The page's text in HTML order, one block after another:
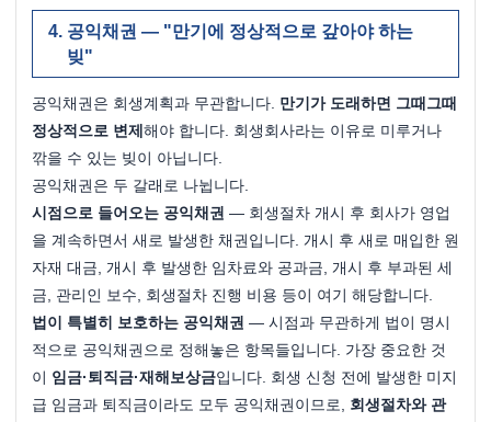
공익채권 — "만기에 정상적으로 갚아야 하는
빚"
공익채권은 회생계획과 무관합니다. 만기가 도래하면 그때그때
정상적으로 변제 해야 합니다. 회생회사라는 이유로 미루거나
깎을 수 있는 빚이 아닙니다.
공익채권은 두 갈래로 나뉩니다.
시점으로 들어오는 공익채권 — 회생절차 개시 후 회사가 영업
을 계속하면서 새로 발생한 채권입니다. 개시 후 새로 매입한 원
자재 대금, 개시 후 발생한 임차료와 공과금, 개시 후 부과된 세
금, 관리인 보수, 회생절차 진행 비용 등이 여기 해당합니다.
법이 특별히 보호하는 공익채권 — 시점과 무관하게 법이 명시
적으로 공익채권으로 정해놓은 항목들입니다. 가장 중요한 것
이 임금·퇴직금·재해보상금입니다. 회생 신청 전에 발생한 미지
급 임금과 퇴직금이라도 모두 공익채권이므로, 회생절차와 관